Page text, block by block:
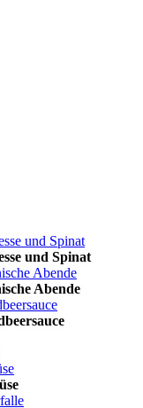
und Spinat
Abende